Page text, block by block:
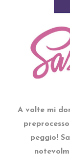
A volte mi
peggio!